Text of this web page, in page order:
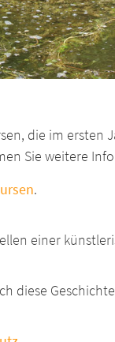
die im ersten
Sie weitere
.
einer
diese